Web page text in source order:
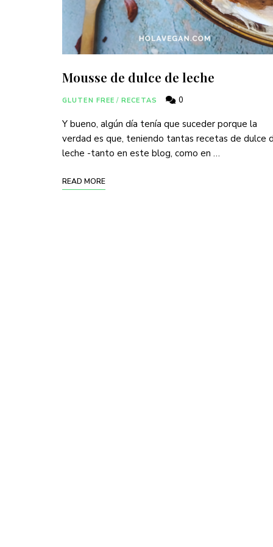
Mousse de dulce de leche
GLUTEN FREE / RECETAS 0
Y bueno, algún día tenía que suceder porque la
verdad es que, teniendo tantas recetas de dulce
leche -tanto en este blog, como en …
READ MORE